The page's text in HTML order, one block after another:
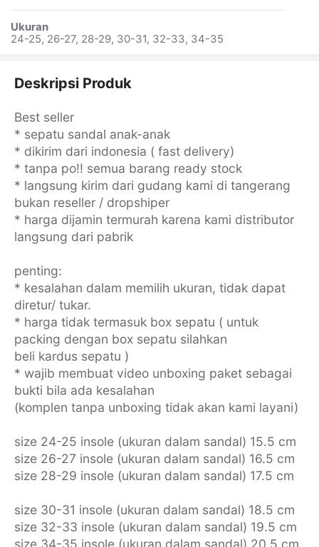
Ukuran
24-25, 26-27, 28-29, 30-31, 32-33, 34-35
Deskripsi Produk
Best seller
* sepatu sandal anak-anak
* dikirim dari indonesia ( fast delivery)
* tanpa po!! semua barang ready stock
* langsung kirim dari gudang kami di tangerang
bukan reseller / dropshiper
* harga dijamin termurah karena kami distributor
langsung dari pabrik
penting:
* kesalahan dalam memilih ukuran, tidak dapat
diretur/ tukar.
* harga tidak termasuk box sepatu ( untuk
packing dengan box sepatu silahkan
beli kardus sepatu )
* wajib membuat video unboxing paket sebagai
bukti bila ada kesalahan
(komplen tanpa unboxing tidak akan kami layani)
size 24-25 insole (ukuran dalam sandal) 15.5 cm
size 26-27 insole (ukuran dalam sandal) 16.5 cm
size 28-29 insole (ukuran dalam sandal) 17.5 cm
size 30-31 insole (ukuran dalam sandal) 18.5 cm
size 32-33 insole (ukuran dalam sandal) 19.5 cm